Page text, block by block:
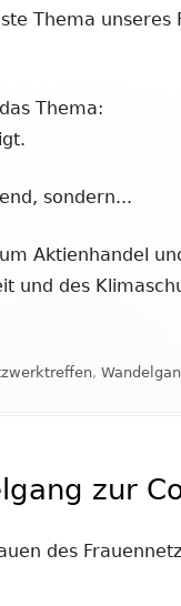
Thema unseres
Thema:
sondern...
Aktienhandel
und des
,
zur
des